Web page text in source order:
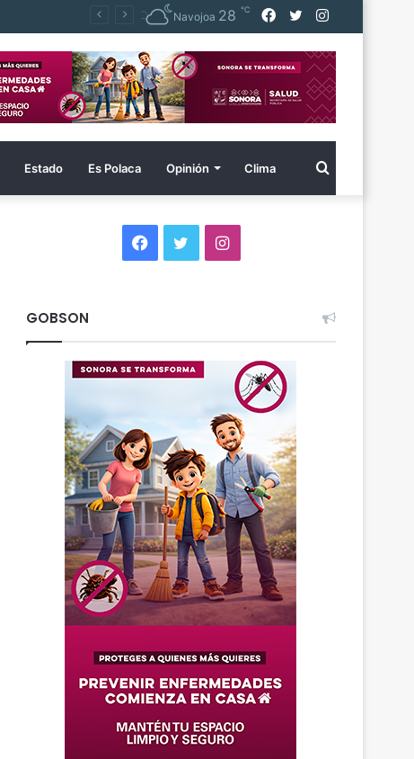
Instagram
Twitter
Facebook
Navojoa 28 ℃
Estado Es Polaca Opinión Clima Buscar
Facebook
TwitterInstagram
GOBSON